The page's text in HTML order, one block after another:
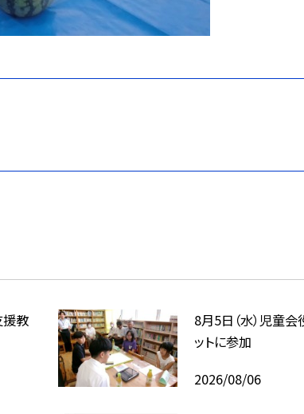
教
8月5日（水）児童
ットに参加
2026/08/06